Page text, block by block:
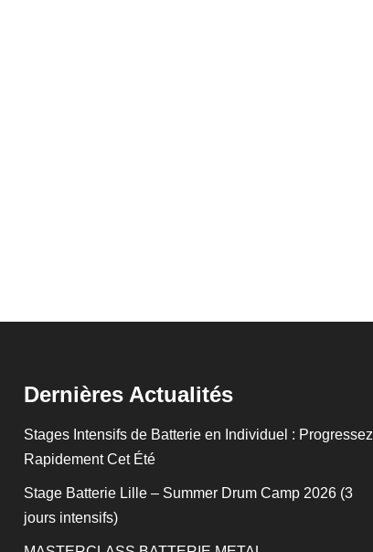
Dernières Actualités
Stages Intensifs de Batterie en Individuel : Progressez
Rapidement Cet Été
Stage Batterie Lille – Summer Drum Camp 2026 (3
jours intensifs)